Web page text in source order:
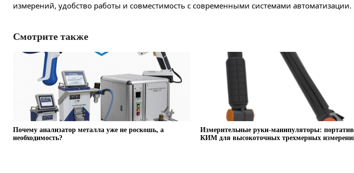
измерений, удобство работы и совместимость с современными системами
Смотрите также
Почему анализатор металла уже не роскошь, а
необходимость?
Измерительные руки-манипуляторы:
КИМ для высокоточных трехмерных